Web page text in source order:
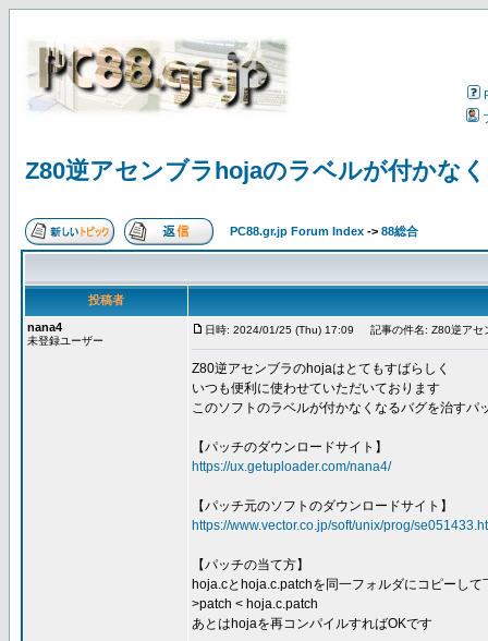
Z80逆アセンブラhojaのラベルが付かな
PC88.gr.jp Forum Index -> 88総合
投稿者
nana4
未登録ユーザー
日時: 2024/01/25 (Thu) 17:09 記事の件名: Z80逆アセ
Z80逆アセンブラのhojaはとてもすばらしく
いつも便利に使わせていただいております
このソフトのラベルが付かなくなるバグを治すパ
【パッチのダウンロードサイト】
https://ux.getuploader.com/nana4/
【パッチ元のソフトのダウンロードサイト】
https://www.vector.co.jp/soft/unix/prog/
【パッチの当て方】
hoja.cとhoja.c.patchを同一フォルダにコピーし
>patch < hoja.c.patch
あとはhojaを再コンパイルすればOKです